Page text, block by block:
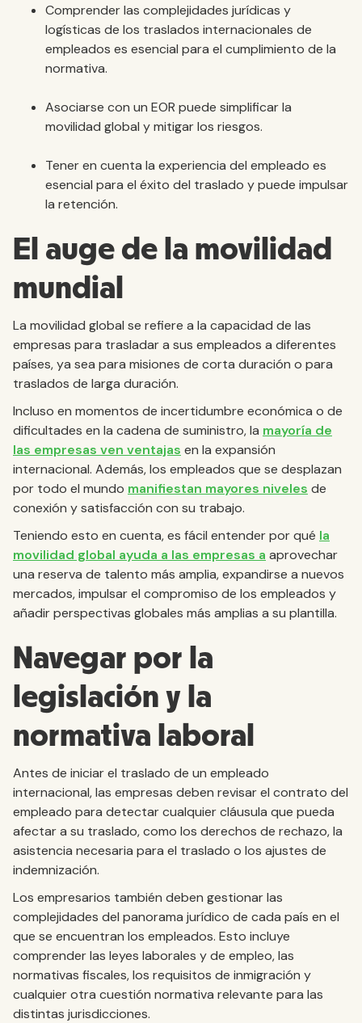
Comprender las complejidades jurídicas y
logísticas de los traslados internacionales de
empleados es esencial para el cumplimiento de la
normativa.
Asociarse con un EOR puede simplificar la
movilidad global y mitigar los riesgos.
Tener en cuenta la experiencia del empleado es
esencial para el éxito del traslado y puede impulsar
la retención.
El auge de la movilidad
mundial
La movilidad global se refiere a la capacidad de las
empresas para trasladar a sus empleados a diferentes
países, ya sea para misiones de corta duración o para
traslados de larga duración.
Incluso en momentos de incertidumbre económica o de
dificultades en la cadena de suministro, la mayoría de
las empresas ven ventajas en la expansión
internacional. Además, los empleados que se desplazan
por todo el mundo manifiestan mayores niveles de
conexión y satisfacción con su trabajo.
Teniendo esto en cuenta, es fácil entender por qué la
movilidad global ayuda a las empresas a aprovechar
una reserva de talento más amplia, expandirse a nuevos
mercados, impulsar el compromiso de los empleados y
añadir perspectivas globales más amplias a su plantilla.
Navegar por la
legislación y la
normativa laboral
Antes de iniciar el traslado de un empleado
internacional, las empresas deben revisar el contrato del
empleado para detectar cualquier cláusula que pueda
afectar a su traslado, como los derechos de rechazo, la
asistencia necesaria para el traslado o los ajustes de
indemnización.
Los empresarios también deben gestionar las
complejidades del panorama jurídico de cada país en el
que se encuentran los empleados. Esto incluye
comprender las leyes laborales y de empleo, las
normativas fiscales, los requisitos de inmigración y
cualquier otra cuestión normativa relevante para las
distintas jurisdicciones.